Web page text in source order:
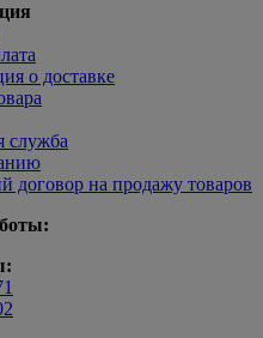
о доставке
служба
договор на продажу товаров